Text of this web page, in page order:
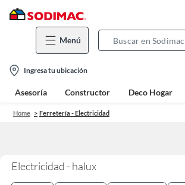
Menú
location-
icon
Ingresa tu ubicación
Asesoría Constructor Deco Hogar
Home Ferretería - Electricidad
Electricidad - halux